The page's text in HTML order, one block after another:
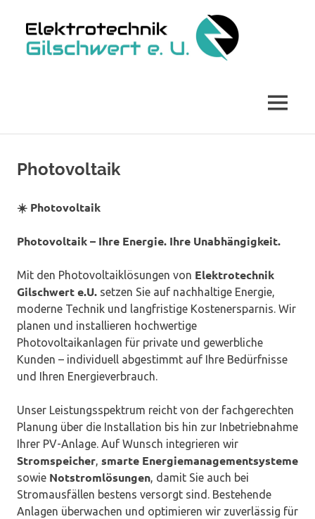
Inhalt
springen
MENÜ
Photovoltaik
☀️ Photovoltaik
Photovoltaik – Ihre Energie. Ihre Unabhängigkeit.
Mit den Photovoltaiklösungen von Elektrotechnik
Gilschwert e.U. setzen Sie auf nachhaltige Energie,
moderne Technik und langfristige Kostenersparnis. Wir
planen und installieren hochwertige
Photovoltaikanlagen für private und gewerbliche
Kunden – individuell abgestimmt auf Ihre Bedürfnisse
und Ihren Energieverbrauch.
Unser Leistungsspektrum reicht von der fachgerechten
Planung über die Installation bis hin zur Inbetriebnahme
Ihrer PV-Anlage. Auf Wunsch integrieren wir
Stromspeicher, smarte Energiemanagementsysteme
sowie Notstromlösungen, damit Sie auch bei
Stromausfällen bestens versorgt sind. Bestehende
Anlagen überwachen und optimieren wir zuverlässig für